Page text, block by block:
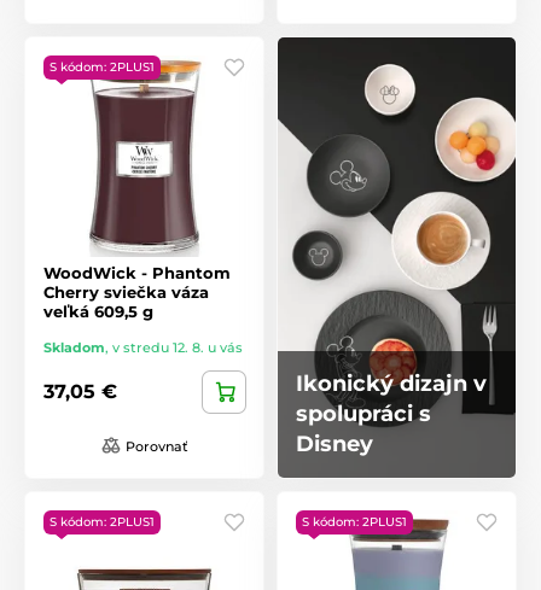
S kódom: 2PLUS1
WoodWick - Phantom
Cherry sviečka váza
veľká 609,5 g
Skladom, v stredu 12. 8. u vás
37,05 €
Porovnať
Ikonický dizajn v
spolupráci s
Disney
S kódom: 2PLUS1 S kódom: 2PLUS1